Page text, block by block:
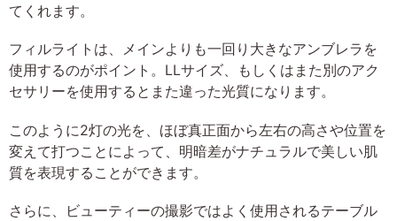
てくれます。
フィルライトは、メインよりも一回り大きなアンブレラを
使用するのがポイント。LLサイズ、もしくはまた別のアク
セサリーを使用するとまた違った光質になります。
このように2灯の光を、ほぼ真正面から左右の高さや位置を
変えて打つことによって、明暗差がナチュラルで美しい肌
質を表現することができます。
さらに、ビューティーの撮影ではよく使用されるテーブル